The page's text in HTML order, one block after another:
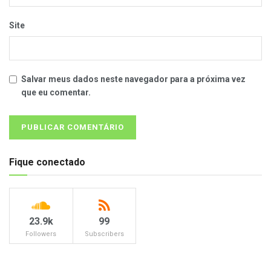
Site
Salvar meus dados neste navegador para a próxima vez
que eu comentar.
Fique conectado
23.9k
Followers
99
Subscribers